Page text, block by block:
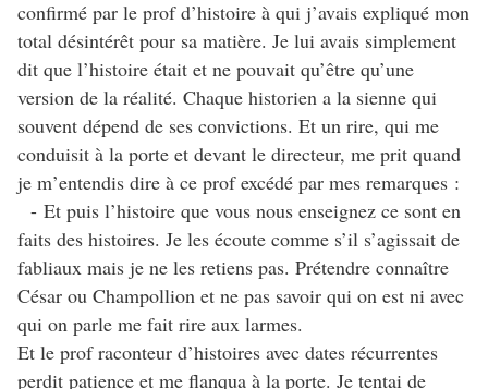
confirmé par le prof d’histoire à qui j’avais expliqué mon
total désintérêt pour sa matière. Je lui avais simplement
dit que l’histoire était et ne pouvait qu’être qu’une
version de la réalité. Chaque historien a la sienne qui
souvent dépend de ses convictions. Et un rire, qui me
conduisit à la porte et devant le directeur, me prit quand
je m’entendis dire à ce prof excédé par mes remarques :
- Et puis l’histoire que vous nous enseignez ce sont en
faits des histoires. Je les écoute comme s’il s’agissait de
fabliaux mais je ne les retiens pas. Prétendre connaître
César ou Champollion et ne pas savoir qui on est ni avec
qui on parle me fait rire aux larmes.
Et le prof raconteur d’histoires avec dates récurrentes
perdit patience et me flanqua à la porte. Je tentai de